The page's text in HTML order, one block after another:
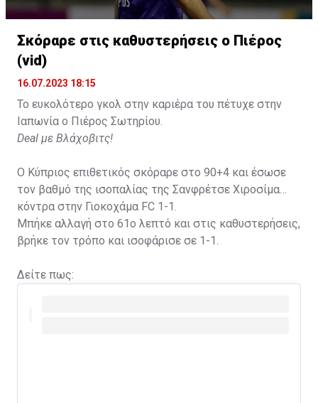
Σκόραρε στις καθυστερήσεις ο Πιέρος
(vid)
16.07.2023 18:15
Το ευκολότερο γκολ στην καριέρα του πέτυχε στην
Ιαπωνία ο Πιέρος Σωτηρίου.
Deal με Βλάχοβιτς!
Ο Κύπριος επιθετικός σκόραρε στο 90+4 και έσωσε
τον βαθμό της ισοπαλίας της Σανφρέτσε Χιροσίμα
κόντρα στην Γιοκοχάμα FC 1-1.
Μπήκε αλλαγή στο 61ο λεπτό και στις καθυστερήσεις,
βρήκε τον τρόπο και ισοφάρισε σε 1-1.
Δείτε πως: